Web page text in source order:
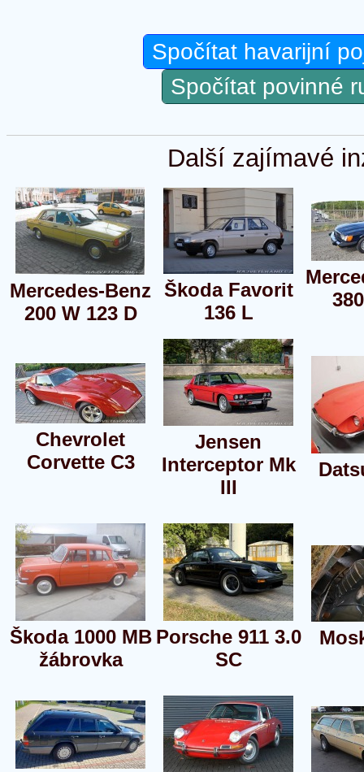
Spočítat havarijní
Spočítat povinné
Další zajímavé
Mercedes-Benz
200 W 123 D
Škoda Favorit
136 L
Chevrolet
Corvette C3
Jensen
Interceptor Mk
III
Škoda 1000 MB
žábrovka
Porsche 911 3.0
SC